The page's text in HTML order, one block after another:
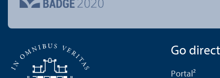
Go
Portal²